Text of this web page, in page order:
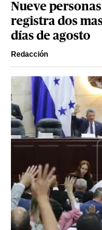
Nueve
registra dos
días de agosto
Redacción